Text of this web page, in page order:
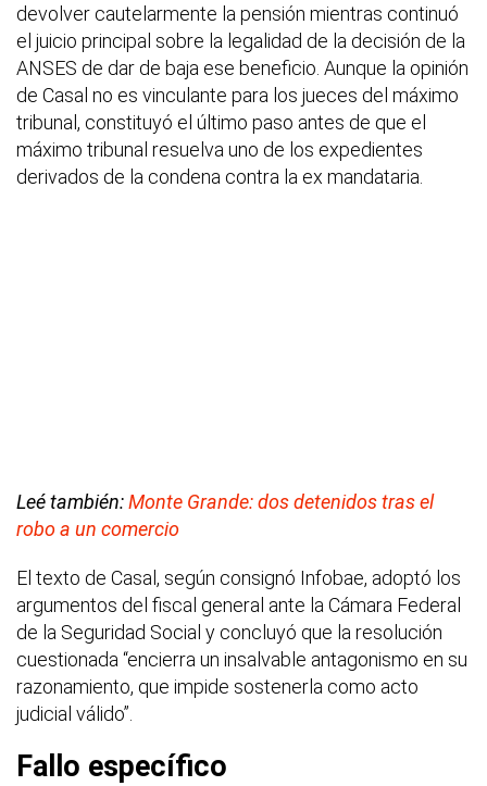
devolver cautelarmente la pensión mientras continuó
el juicio principal sobre la legalidad de la decisión de la
ANSES de dar de baja ese beneficio. Aunque la opinión
de Casal no es vinculante para los jueces del máximo
tribunal, constituyó el último paso antes de que el
máximo tribunal resuelva uno de los expedientes
derivados de la condena contra la ex mandataria.
Leé también:Monte Grande: dos detenidos tras el
robo a un comercio
El texto de Casal, según consignó Infobae, adoptó los
argumentos del fiscal general ante la Cámara Federal
de la Seguridad Social y concluyó que la resolución
cuestionada “encierra un insalvable antagonismo en su
razonamiento, que impide sostenerla como acto
judicial válido”.
Fallo específico